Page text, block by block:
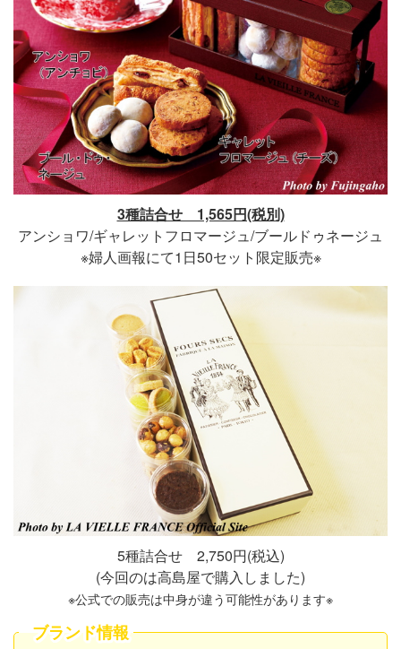
3種詰合せ 1,565円(税別)
アンショワ/ギャレットフロマージュ/ブールドゥネージュ
※婦人画報にて1日50セット限定販売※
5種詰合せ 2,750円(税込)
(今回のは高島屋で購入しました)
※公式での販売は中身が違う可能性があります※
ブランド情報